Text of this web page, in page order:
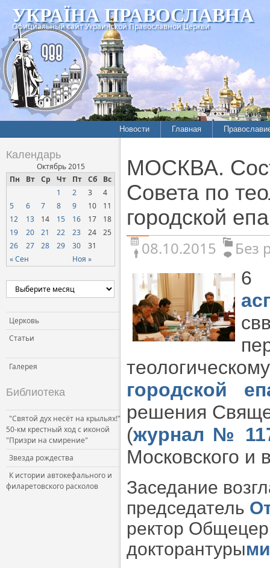
УКРАЇНА ПРАВОСЛАВНА
Официальный сайт Украинской Православной Церкви
Новости Главная
Календарь
Октябрь 2015
Пн
Вт Ср Чт Пт Сб Вс
« Сен Ноя »
1 2 3
4
5
6 7 8 9 10
11
12
13 14 15 16 17
18
19
20 21 22 23 24
25
26
27 28 29 30 31
Церковь
Статьи
Галерея
Библиотека
"Святой дух несёт на крыльях!"
50-км крестный ход с иконой
"Призри на смирение"
Звезда рождества
К истории автокефального и
филаретовского расколов
МОСКВА.
Совета по
городской
08.10.2015 Без
6
городской
решения
(журнал №
Московского и
Заседание
председатель
ректор
докторантуры